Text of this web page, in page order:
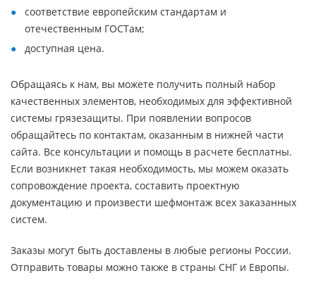
соответствие европейским стандартам и
отечественным ГОСТам;
доступная цена.
Обращаясь к нам, вы можете получить полный набор
качественных элементов, необходимых для эффективной
системы грязезащиты. При появлении вопросов
обращайтесь по контактам, оказанным в нижней части
сайта. Все консультации и помощь в расчете бесплатны.
Если возникнет такая необходимость, мы можем оказать
сопровождение проекта, составить проектную
документацию и произвести шефмонтаж всех заказанных
систем.
Заказы могут быть доставлены в любые регионы России.
Отправить товары можно также в страны СНГ и Европы.